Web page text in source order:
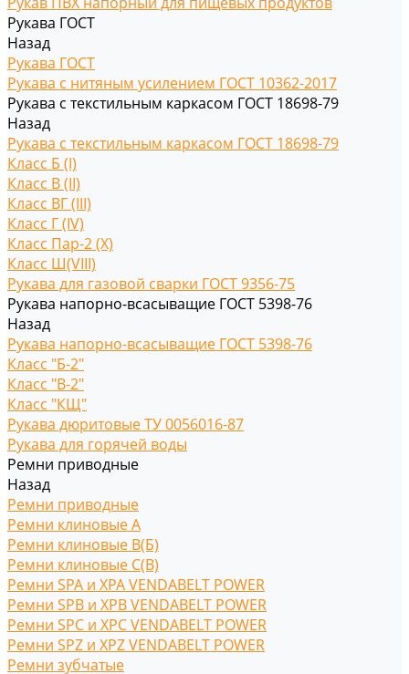
Рукава ГОСТ
Назад
Рукава ГОСТ
Рукава с нитяным усилением ГОСТ 10362-2017
Рукава с текстильным каркасом ГОСТ 18698-79
Назад
Рукава с текстильным каркасом ГОСТ 18698-79
Класс Б (I)
Класс В (II)
Класс ВГ (III)
Класс Г (IV)
Класс Пар-2 (X)
Класс Ш(VIII)
Рукава для газовой сварки ГОСТ 9356-75
Рукава напорно-всасыващие ГОСТ 5398-76
Назад
Рукава напорно-всасыващие ГОСТ 5398-76
Класс "Б-2"
Класс "В-2"
Класс "КЩ"
Рукава дюритовые ТУ 0056016-87
Рукава для горячей воды
Ремни приводные
Назад
Ремни приводные
Ремни клиновые A
Ремни клиновые В(Б)
Ремни клиновые С(B)
Ремни SPA и XPA VENDABELT POWER
Ремни SPB и XPB VENDABELT POWER
Ремни SPC и XPC VENDABELT POWER
Ремни SPZ и XPZ VENDABELT POWER
Ремни зубчатые